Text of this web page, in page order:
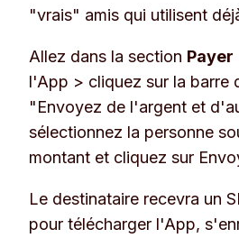
"vrais" amis qui utilisent
Allez dans la section Payer
l'App > cliquez sur la barre
"Envoyez de l'argent et
sélectionnez la personne
montant et cliquez sur
Le destinataire recevra un
pour télécharger l'App,